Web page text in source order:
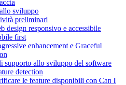
sviluppo
preliminari
design responsivo e accessibile
first
enhancement e Graceful
supporto allo sviluppo del software
detection
le feature disponibili con Can I